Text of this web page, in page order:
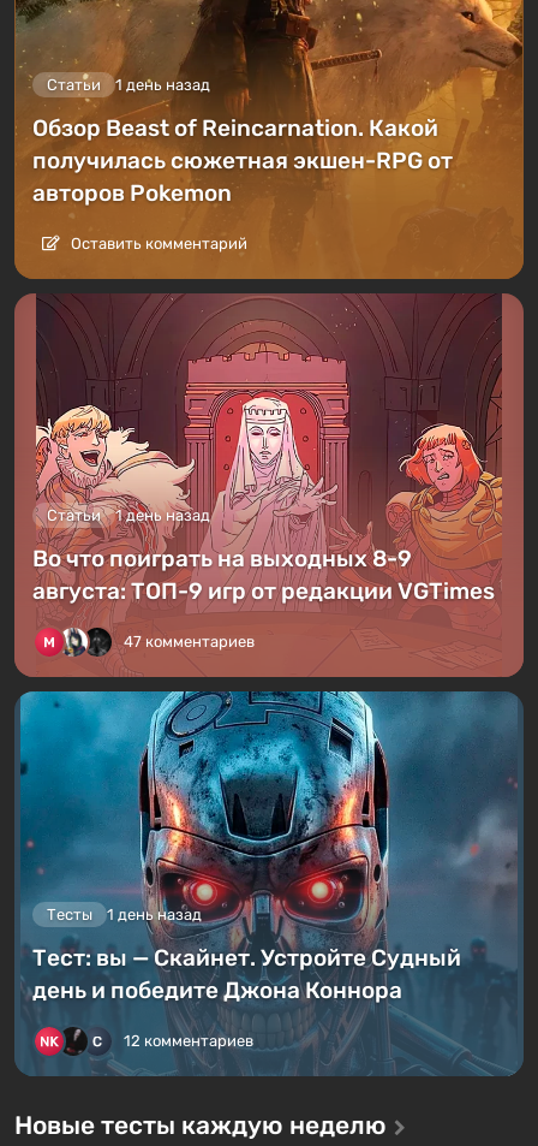
Статьи 1 день назад
Обзор Beast of Reincarnation. Какой
получилась сюжетная экшен-RPG от
авторов Pokemon
Оставить комментарий
Статьи 1 день назад
Во что поиграть на выходных 8-9
августа: ТОП-9 игр от редакции VGTimes
47 комментариев
Тесты 1 день назад
Тест: вы — Скайнет. Устройте Судный
день и победите Джона Коннора
12 комментариев
Новые тесты каждую неделю